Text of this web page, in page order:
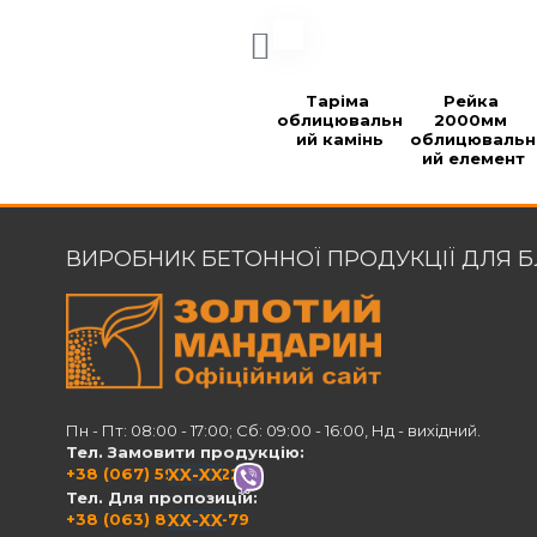
Таріма
облицювальн
ий камінь
Рейка
2000мм
облицювальн
ий елемент
ВИРОБНИК БЕТОННОЇ ПРОДУКЦІЇ ДЛЯ
Пн - Пт: 08:00 - 17:00; Сб: 09:00 - 16:00, Нд - вихідний.
Тел. Замовити продукцію:
+38 (067) 594-21-22
XX-XX
Тел. Для пропозицій:
+38 (063) 820-60-79
XX-XX